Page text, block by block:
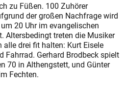
zu Füßen. 100 Zuhörer
der großen Nachfrage wird
20 Uhr im evangelischen
Altersbedingt treten die Musiker
alle drei fit halten: Kurt Eisele
Fahrrad. Gerhard Brodbeck spielt
70 in Althengstett, und Günter
Fechten.